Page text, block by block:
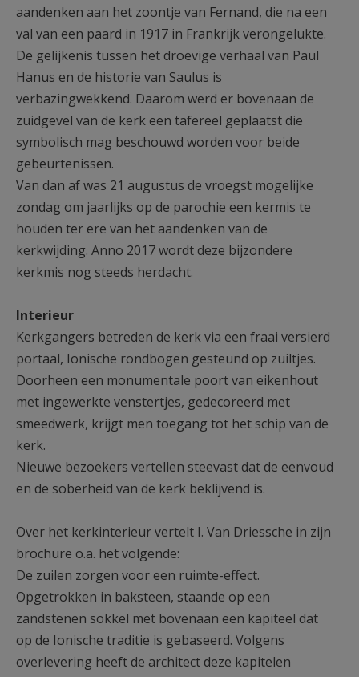
aandenken aan het zoontje van Fernand, die na een
val van een paard in 1917 in Frankrijk verongelukte.
De gelijkenis tussen het droevige verhaal van Paul
Hanus en de historie van Saulus is
verbazingwekkend. Daarom werd er bovenaan de
zuidgevel van de kerk een tafereel geplaatst die
symbolisch mag beschouwd worden voor beide
gebeurtenissen.
Van dan af was 21 augustus de vroegst mogelijke
zondag om jaarlijks op de parochie een kermis te
houden ter ere van het aandenken van de
kerkwijding. Anno 2017 wordt deze bijzondere
kerkmis nog steeds herdacht.
Interieur
Kerkgangers betreden de kerk via een fraai versierd
portaal, Ionische rondbogen gesteund op zuiltjes.
Doorheen een monumentale poort van eikenhout
met ingewerkte venstertjes, gedecoreerd met
smeedwerk, krijgt men toegang tot het schip van de
kerk.
Nieuwe bezoekers vertellen steevast dat de eenvoud
en de soberheid van de kerk beklijvend is.
Over het kerkinterieur vertelt I. Van Driessche in zijn
brochure o.a. het volgende:
De zuilen zorgen voor een ruimte-effect.
Opgetrokken in baksteen, staande op een
zandstenen sokkel met bovenaan een kapiteel dat
op de Ionische traditie is gebaseerd. Volgens
overlevering heeft de architect deze kapitelen